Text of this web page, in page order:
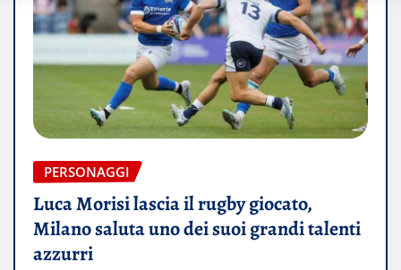
PERSONAGGI
Luca Morisi lascia il rugby giocato,
Milano saluta uno dei suoi grandi talenti
azzurri